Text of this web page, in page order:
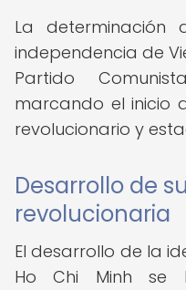
La
independencia de
Partido
marcando el inicio
revolucionario y
Desarrollo de
revolucionaria
El desarrollo de la
Ho Chi Minh se